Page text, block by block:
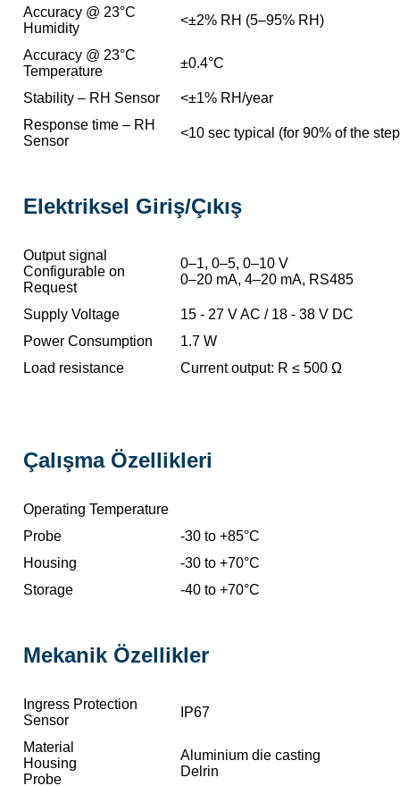
Accuracy @ 23°C
Humidity
<±2% RH (5–95% RH)
Accuracy @ 23°C
Temperature
±0.4°C
Stability – RH Sensor
<±1% RH/year
Response time – RH
Sensor
<10 sec typical (for 90% of the
Elektriksel Giriş/Çıkış
Output signal
Configurable on
Request
0–1, 0–5, 0–10 V
0–20 mA, 4–20 mA, RS485
Supply Voltage
15 - 27 V AC / 18 - 38 V DC
Power Consumption
1.7 W
Load resistance
Current output: R ≤ 500 Ω
Çalışma Özellikleri
Operating Temperature
Probe
-30 to +85°C
Housing
-30 to +70°C
Storage
-40 to +70°C
Mekanik Özellikler
Ingress Protection
Sensor
IP67
Material
Housing
Probe
Aluminium die casting
Delrin